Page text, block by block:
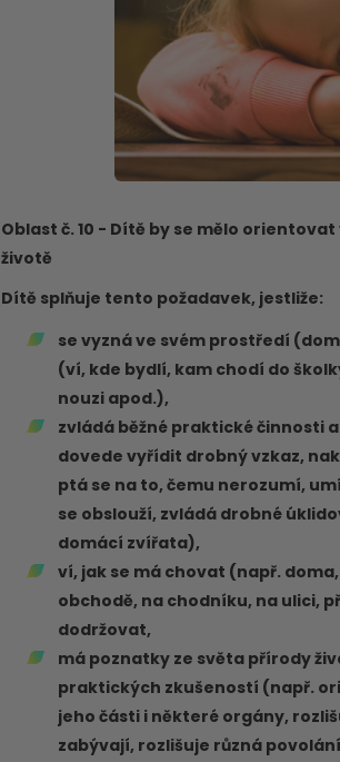
Oblast č. 10 - Dítě by se mělo
životě
Dítě splňuje tento požadavek, jestliže:
se vyzná ve svém prostředí
(ví, kde bydlí, kam chodí do
nouzi apod.),
zvládá běžné praktické činnosti
dovede vyřídit drobný vzkaz,
ptá se na to, čemu nerozumí,
se obslouží, zvládá drobné
domácí zvířata),
ví, jak se má chovat (např.
obchodě, na chodníku, na ulici,
dodržovat,
má poznatky ze světa přírody
praktických zkušeností (např.
jeho části i některé orgány,
zabývají, rozlišuje různá